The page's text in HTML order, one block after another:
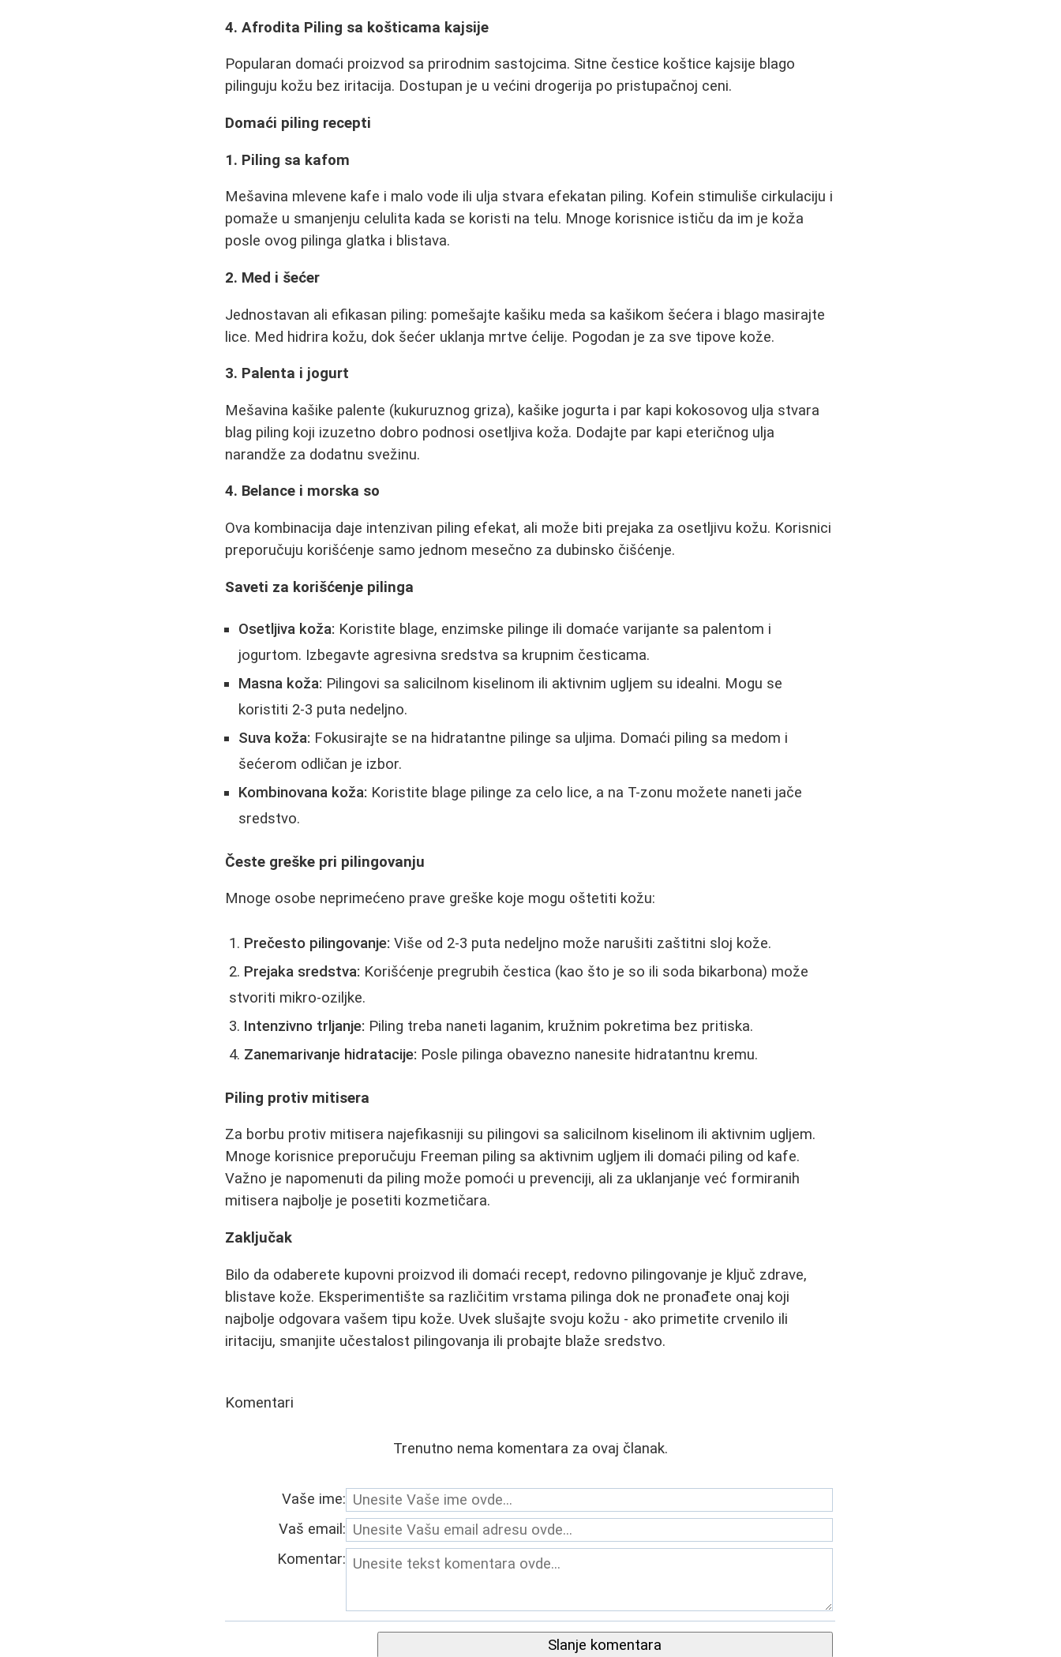
4. Afrodita Piling sa košticama kajsije
Popularan domaći proizvod sa prirodnim sastojcima. Sitne čestice koštice kajsije blago
pilinguju kožu bez iritacija. Dostupan je u većini drogerija po pristupačnoj ceni.
Domaći piling recepti
1. Piling sa kafom
Mešavina mlevene kafe i malo vode ili ulja stvara efekatan piling. Kofein stimuliše cirkulaciju i
pomaže u smanjenju celulita kada se koristi na telu. Mnoge korisnice ističu da im je koža
posle ovog pilinga glatka i blistava.
2. Med i šećer
Jednostavan ali efikasan piling: pomešajte kašiku meda sa kašikom šećera i blago masirajte
lice. Med hidrira kožu, dok šećer uklanja mrtve ćelije. Pogodan je za sve tipove kože.
3. Palenta i jogurt
Mešavina kašike palente (kukuruznog griza), kašike jogurta i par kapi kokosovog ulja stvara
blag piling koji izuzetno dobro podnosi osetljiva koža. Dodajte par kapi eteričnog ulja
narandže za dodatnu svežinu.
4. Belance i morska so
Ova kombinacija daje intenzivan piling efekat, ali može biti prejaka za osetljivu kožu. Korisnici
preporučuju korišćenje samo jednom mesečno za dubinsko čišćenje.
Saveti za korišćenje pilinga
Osetljiva koža: Koristite blage, enzimske pilinge ili domaće varijante sa palentom i
jogurtom. Izbegavte agresivna sredstva sa krupnim česticama.
Masna koža: Pilingovi sa salicilnom kiselinom ili aktivnim ugljem su idealni. Mogu se
koristiti 2-3 puta nedeljno.
Suva koža: Fokusirajte se na hidratantne pilinge sa uljima. Domaći piling sa medom i
šećerom odličan je izbor.
Kombinovana koža: Koristite blage pilinge za celo lice, a na T-zonu možete naneti jače
sredstvo.
Česte greške pri pilingovanju
Mnoge osobe neprimećeno prave greške koje mogu oštetiti kožu:
Prečesto pilingovanje: Više od 2-3 puta nedeljno može narušiti zaštitni sloj kože.
Prejaka sredstva: Korišćenje pregrubih čestica (kao što je so ili soda bikarbona) može
stvoriti mikro-oziljke.
Intenzivno trljanje: Piling treba naneti laganim, kružnim pokretima bez pritiska.
Zanemarivanje hidratacije: Posle pilinga obavezno nanesite hidratantnu kremu.
Piling protiv mitisera
Za borbu protiv mitisera najefikasniji su pilingovi sa salicilnom kiselinom ili aktivnim ugljem.
Mnoge korisnice preporučuju Freeman piling sa aktivnim ugljem ili domaći piling od kafe.
Važno je napomenuti da piling može pomoći u prevenciji, ali za uklanjanje već formiranih
mitisera najbolje je posetiti kozmetičara.
Zaključak
Bilo da odaberete kupovni proizvod ili domaći recept, redovno pilingovanje je ključ zdrave,
blistave kože. Eksperimentište sa različitim vrstama pilinga dok ne pronađete onaj koji
najbolje odgovara vašem tipu kože. Uvek slušajte svoju kožu - ako primetite crvenilo ili
iritaciju, smanjite učestalost pilingovanja ili probajte blaže sredstvo.
Komentari
Trenutno nema komentara za ovaj članak.
Vaše ime:
Vaš email:
Komentar:
Slanje komentara